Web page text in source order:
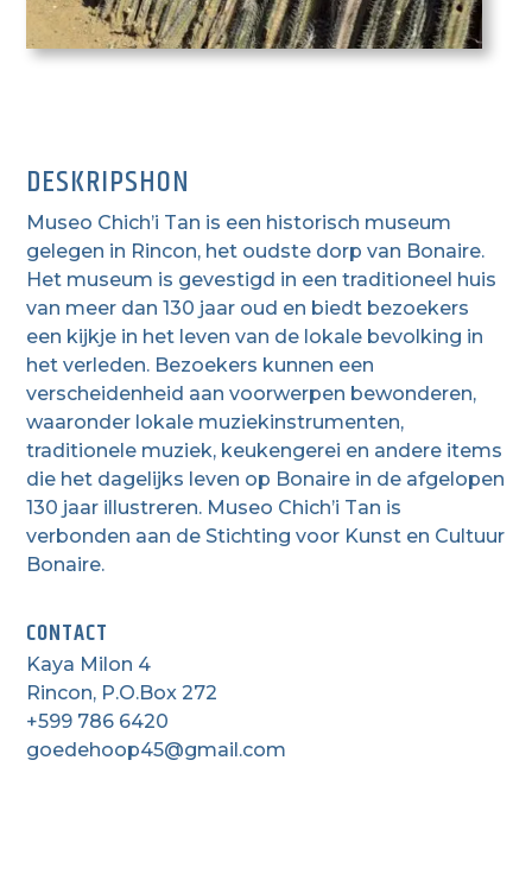
DESKRIPSHON
Museo Chich’i Tan is een historisch museum
gelegen in Rincon, het oudste dorp van Bonaire.
Het museum is gevestigd in een traditioneel huis
van meer dan 130 jaar oud en biedt bezoekers
een kijkje in het leven van de lokale bevolking in
het verleden. Bezoekers kunnen een
verscheidenheid aan voorwerpen bewonderen,
waaronder lokale muziekinstrumenten,
traditionele muziek, keukengerei en andere items
die het dagelijks leven op Bonaire in de afgelopen
130 jaar illustreren. Museo Chich’i Tan is
verbonden aan de Stichting voor Kunst en Cultuur
Bonaire.
CONTACT
Kaya Milon 4
Rincon, P.O.Box 272
+599 786 6420
goedehoop45@gmail.com